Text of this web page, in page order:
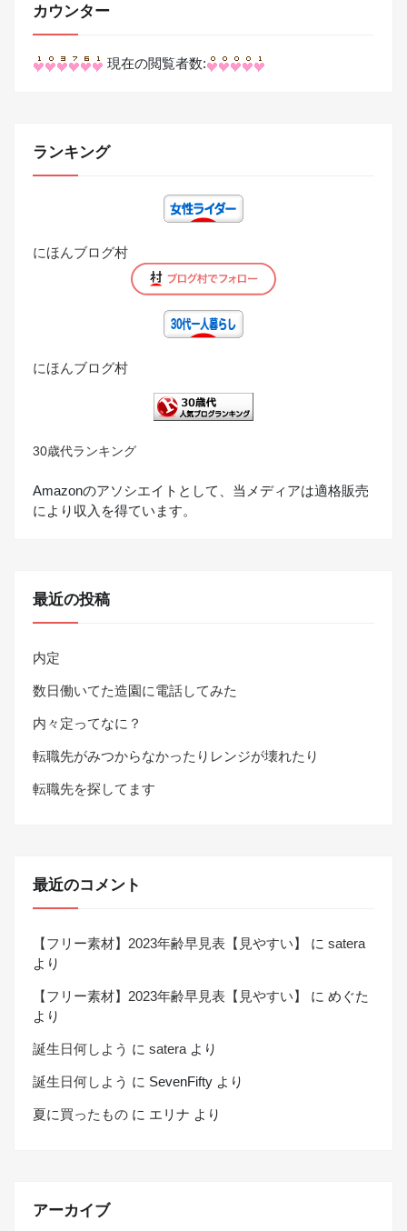
カウンター
現在の閲覧者数:
ランキング
にほんブログ村
にほんブログ村
30歳代ランキング
Amazonのアソシエイトとして、当メディアは適格販売
により収入を得ています。
最近の投稿
内定
数日働いてた造園に電話してみた
内々定ってなに？
転職先がみつからなかったりレンジが壊れたり
転職先を探してます
最近のコメント
【フリー素材】2023年齢早見表【見やすい】 に satera
より
【フリー素材】2023年齢早見表【見やすい】 に めぐた
より
誕生日何しよう に satera より
誕生日何しよう に SevenFifty より
夏に買ったもの に エリナ より
アーカイブ